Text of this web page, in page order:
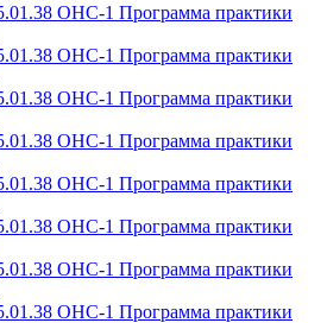
ОНС-1 Программа практики
ОНС-1 Программа практики
ОНС-1 Программа практики
ОНС-1 Программа практики
ОНС-1 Программа практики
ОНС-1 Программа практики
ОНС-1 Программа практики
ОНС-1 Программа практики